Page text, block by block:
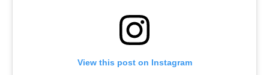
View this post on Instagram